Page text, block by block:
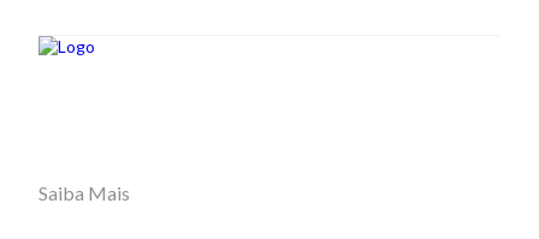
Saiba Mais